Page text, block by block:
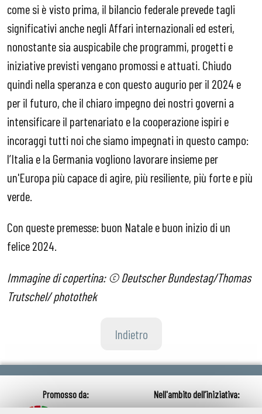
come si è visto prima, il bilancio federale prevede tagli
significativi anche negli Affari internazionali ed esteri,
nonostante sia auspicabile che programmi, progetti e
iniziative previsti vengano promossi e attuati. Chiudo
quindi nella speranza e con questo augurio per il 2024 e
per il futuro, che il chiaro impegno dei nostri governi a
intensificare il partenariato e la cooperazione ispiri e
incoraggi tutti noi che siamo impegnati in questo campo:
l’Italia e la Germania vogliono lavorare insieme per
un'Europa più capace di agire, più resiliente, più forte e più
verde.
Con queste premesse: buon Natale e buon inizio di un
felice 2024.
Immagine di copertina: © Deutscher Bundestag/Thomas
Trutschel/ photothek
Indietro